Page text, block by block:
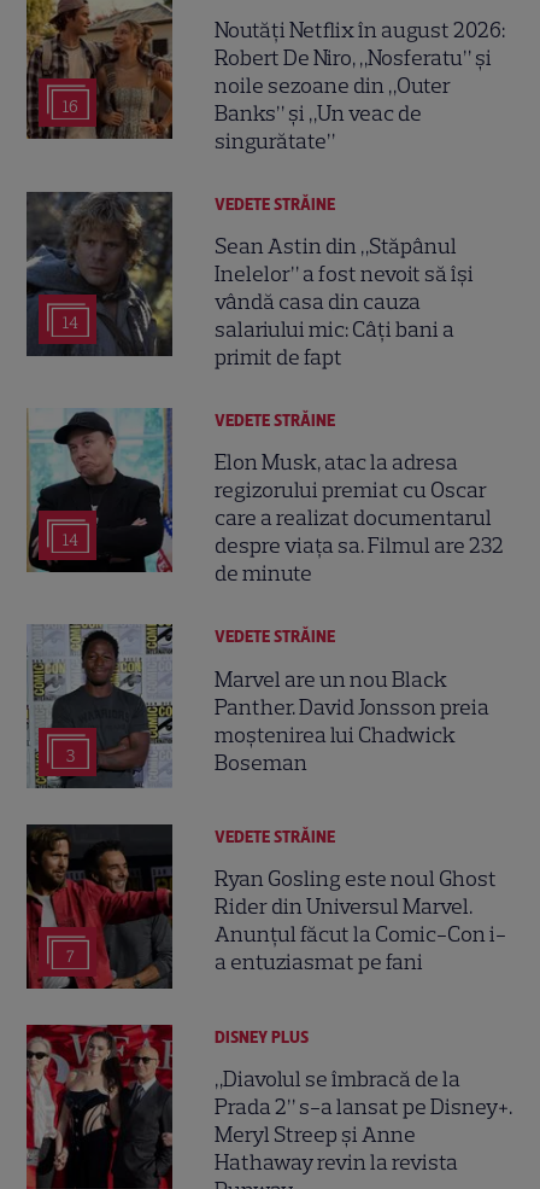
16
Noutăți Netflix în august 2026:
Robert De Niro, „Nosferatu” și
noile sezoane din „Outer
Banks” și „Un veac de
singurătate”
14
VEDETE STRĂINE
Sean Astin din „Stăpânul
Inelelor” a fost nevoit să își
vândă casa din cauza
salariului mic: Câți bani a
primit de fapt
14
VEDETE STRĂINE
Elon Musk, atac la adresa
regizorului premiat cu Oscar
care a realizat documentarul
despre viața sa. Filmul are 232
de minute
3
VEDETE STRĂINE
Marvel are un nou Black
Panther. David Jonsson preia
moștenirea lui Chadwick
Boseman
7
VEDETE STRĂINE
Ryan Gosling este noul Ghost
Rider din Universul Marvel.
Anunțul făcut la Comic-Con i-
a entuziasmat pe fani
DISNEY PLUS
„Diavolul se îmbracă de la
Prada 2” s-a lansat pe Disney+.
Meryl Streep și Anne
Hathaway revin la revista